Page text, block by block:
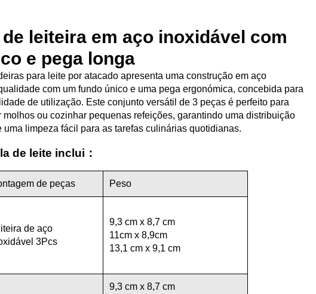
leiteira em aço inoxidável com
e pega longa
para leite por atacado apresenta uma construção em aço
com um fundo único e uma pega ergonómica, concebida para
de utilização. Este conjunto versátil de 3 peças é perfeito para
molhos ou cozinhar pequenas refeições, garantindo uma distribuição
uma limpeza fácil para as tarefas culinárias quotidianas.
de leite inclui：
de peças Peso
de aço
3Pcs
9,3 cm x 8,7 cm
11cm x 8,9cm
13,1 cm x 9,1 cm
9,3 cm x 8,7 cm